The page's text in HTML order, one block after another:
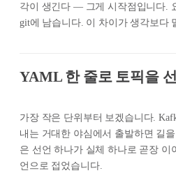
각이 생긴다 — 그게 시작점입니다.
git에 남습니다. 이 차이가 생각보다
YAML 한 줄로 토픽을
가장 작은 단위부터 보겠습니다.
내는 거대한 야심에서 출발하면 길
은 선언 하나가 실체 하나로 곧장 이
언으로 접었습니다.